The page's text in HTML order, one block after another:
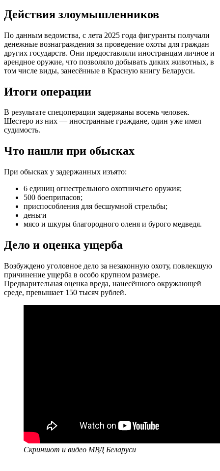
Действия злоумышленников
По данным ведомства, с лета 2025 года фигуранты получали
денежные вознаграждения за проведение охоты для граждан
других государств. Они предоставляли иностранцам личное и
арендное оружие, что позволяло добывать диких животных, в
том числе виды, занесённые в Красную книгу Беларуси.
Итоги операции
В результате спецоперации задержаны восемь человек.
Шестеро из них — иностранные граждане, один уже имел
судимость.
Что нашли при обысках
При обысках у задержанных изъято:
6 единиц огнестрельного охотничьего оружия;
500 боеприпасов;
приспособления для бесшумной стрельбы;
деньги
мясо и шкуры благородного оленя и бурого медведя.
Дело и оценка ущерба
Возбуждено уголовное дело за незаконную охоту, повлекшую
причинение ущерба в особо крупном размере.
Предварительная оценка вреда, нанесённого окружающей
среде, превышает 150 тысяч рублей.
Скриншот и видео МВД Беларуси